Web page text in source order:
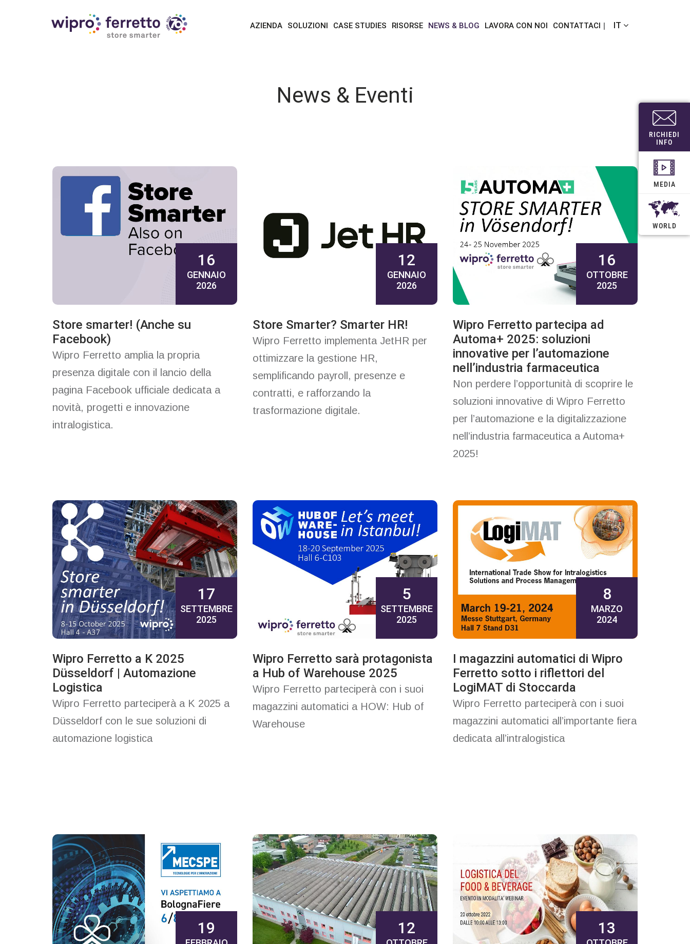
IT
AZIENDA SOLUZIONI CASE STUDIES RISORSE NEWS & BLOG LAVORA CON NOI CONTATTACI
RICHIEDI
INFO
MEDIA
WORLD
news & blog news & eventi
News & Eventi
16
GENNAIO
2026
Store smarter! (Anche su
Facebook)
Wipro Ferretto amplia la propria
presenza digitale con il lancio della
pagina Facebook ufficiale dedicata a
novità, progetti e innovazione
intralogistica.
12
GENNAIO
2026
Store Smarter? Smarter HR!
Wipro Ferretto implementa JetHR per
ottimizzare la gestione HR,
semplificando payroll, presenze e
contratti, e rafforzando la
trasformazione digitale.
16
OTTOBRE
2025
Wipro Ferretto partecipa ad
Automa+ 2025: soluzioni
innovative per l’automazione
nell’industria farmaceutica
Non perdere l’opportunità di scoprire le
soluzioni innovative di Wipro Ferretto
per l’automazione e la digitalizzazione
nell’industria farmaceutica a Automa+
2025!
17
SETTEMBRE
2025
Wipro Ferretto a K 2025
Düsseldorf | Automazione
Logistica
Wipro Ferretto parteciperà a K 2025 a
Düsseldorf con le sue soluzioni di
automazione logistica
5
SETTEMBRE
2025
Wipro Ferretto sarà protagonista
a Hub of Warehouse 2025
Wipro Ferretto parteciperà con i suoi
magazzini automatici a HOW: Hub of
Warehouse
8
MARZO
2024
I magazzini automatici di Wipro
Ferretto sotto i riflettori del
LogiMAT di Stoccarda
Wipro Ferretto parteciperà con i suoi
magazzini automatici all’importante fiera
dedicata all’intralogistica
19 12 13